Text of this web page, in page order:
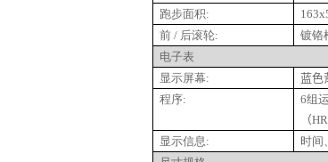
跑步面积: 163x
前/ 后滚轮:
镀铬
电子表
显示屏幕: 蓝色
程序: 6组
（
显示信息:
时间